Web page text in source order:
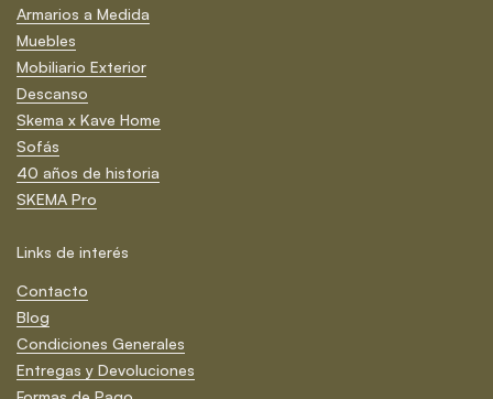
Armarios a Medida
Muebles
Mobiliario Exterior
Descanso
Skema x Kave Home
Sofás
40 años de historia
SKEMA Pro
Links de interés
Contacto
Blog
Condiciones Generales
Entregas y Devoluciones